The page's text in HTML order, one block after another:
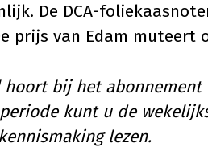
De DCA-
prijs van Edam muteert
bij het abonnement
kunt u de
lezen.